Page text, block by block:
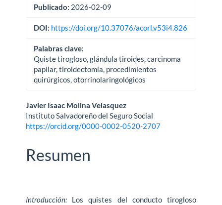
Publicado: 2026-02-09
DOI: https://doi.org/10.37076/acorl.v53i4.826
Palabras clave:
Quiste tirogloso, glándula tiroides, carcinoma
papilar, tiroidectomía, procedimientos
quirúrgicos, otorrinolaringológicos
Contenido
principal
artículo
Javier Isaac Molina Velasquez
Instituto Salvadoreño del Seguro Social
https://orcid.org/0000-0002-0520-2707
Resumen
Introducción: Los quistes del conducto tirogloso